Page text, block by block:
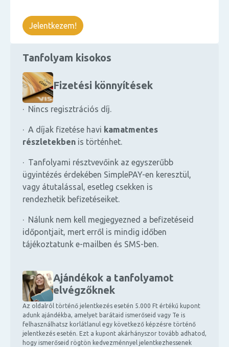
Tanfolyam kisokos
Fizetési könnyítések
· Nincs regisztrációs díj.
· A díjak fizetése havi kamatmentes
részletekben is történhet.
· Tanfolyami résztvevőink az egyszerűbb
ügyintézés érdekében SimplePAY-en keresztül,
vagy átutalással, esetleg csekken is
rendezhetik befizetéseiket.
· Nálunk nem kell megjegyezned a befizetéseid
időpontjait, mert erről is mindig időben
tájékoztatunk e-mailben és SMS-ben.
Ajándékok a tanfolyamot
elvégzőknek
Az oldalról történő jelentkezés esetén 5.000 Ft értékű kupont
adunk ajándékba, amelyet barátaid ismerőseid vagy Te is
felhasználhatsz korlátlanul egy következő képzésre történő
jelentkezés esetén. Ezt a kupont akárhányszor tovább adhatod,
hogy ismerőseid rögtön kedvezménnyel jelentkezhessenek
Jelentkezem!